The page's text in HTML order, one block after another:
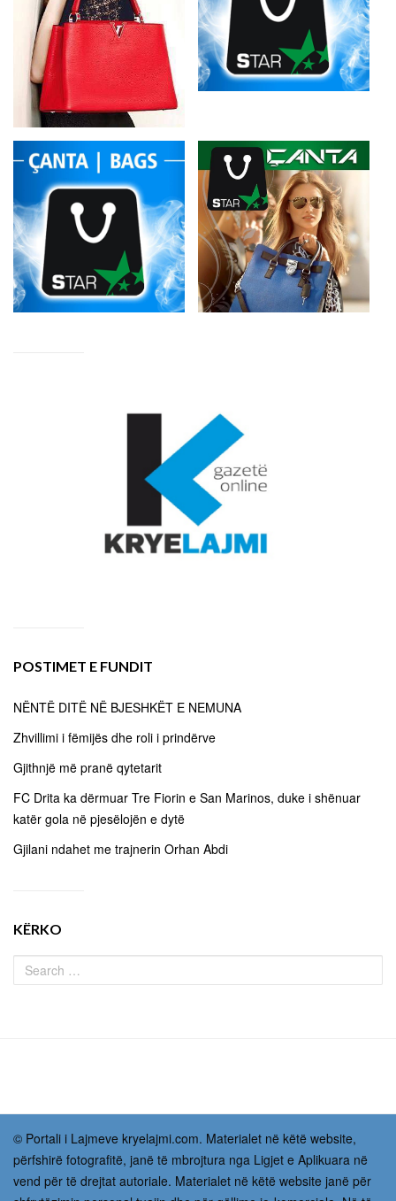
POSTIMET E FUNDIT
NËNTË DITË NË BJESHKËT E NEMUNA
Zhvillimi i fëmijës dhe roli i prindërve
Gjithnjë më pranë qytetarit
FC Drita ka dërmuar Tre Fiorin e San Marinos, duke i shënuar
katër gola në pjesëlojën e dytë
Gjilani ndahet me trajnerin Orhan Abdi
KËRKO
© Portali i Lajmeve kryelajmi.com. Materialet në këtë website,
përfshirë fotografitë, janë të mbrojtura nga Ligjet e Aplikuara në
vend për të drejtat autoriale. Materialet në këtë website janë për